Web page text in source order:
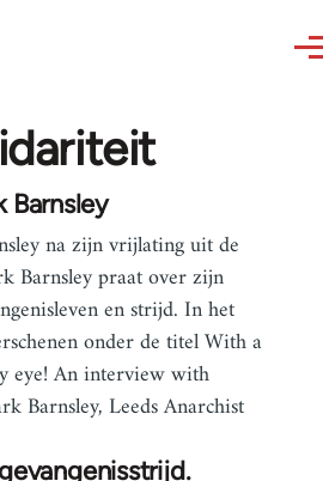
Barnsley
na zijn vrijlating uit de
Barnsley praat over zijn
en strijd. In het
onder de titel With a
eye! An interview with
Barnsley, Leeds Anarchist